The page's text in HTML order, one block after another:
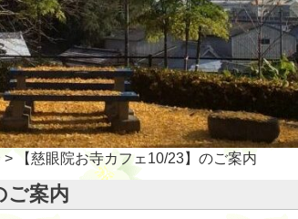
> 【慈眼院お寺カフェ10/23】のご案内
ご案内